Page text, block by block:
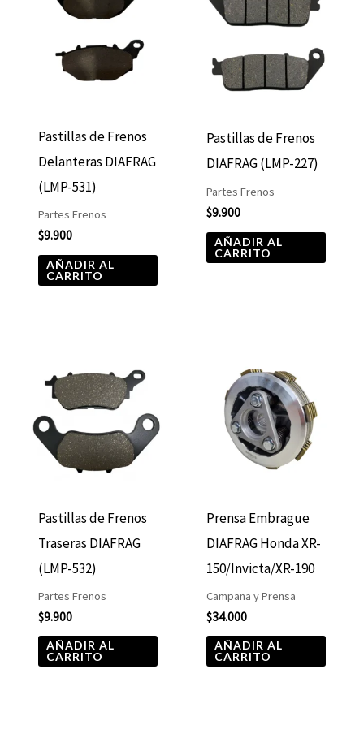
Pastillas de Frenos
Delanteras DIAFRAG
(LMP-531)
Partes Frenos
$9.900
AÑADIR AL
CARRITO
Pastillas de Frenos
DIAFRAG (LMP-227)
Partes Frenos
$9.900
AÑADIR AL
CARRITO
Pastillas de Frenos
Traseras DIAFRAG
(LMP-532)
Partes Frenos
$9.900
AÑADIR AL
CARRITO
Prensa Embrague
DIAFRAG Honda XR-
150/Invicta/XR-190
Campana y Prensa
$34.000
AÑADIR AL
CARRITO